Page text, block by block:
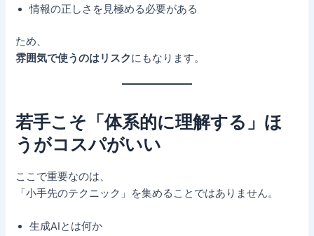
情報の正しさを見極める必要がある
ため、
雰囲気で使うのはリスクにもなります。
若手こそ「体系的に理解する」ほ
うがコスパがいい
ここで重要なのは、
「小手先のテクニック」を集めることではありません。
生成AIとは何か